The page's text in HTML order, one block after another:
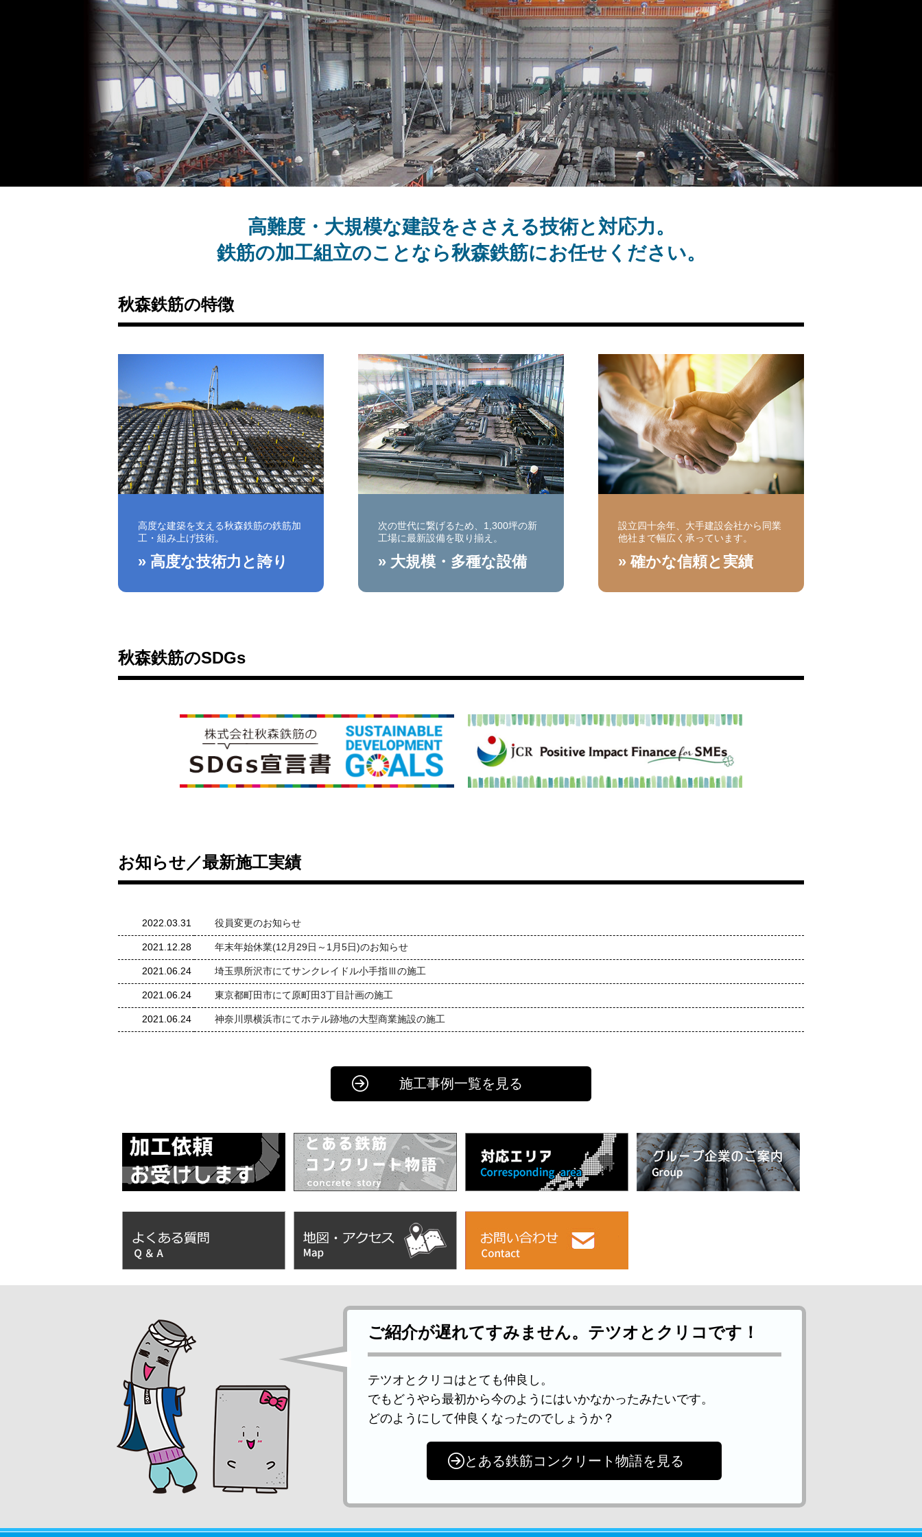
高難度・大規模な建設をささえる技術と対応力。
鉄筋の加工組立のことなら秋森鉄筋にお任せください。
秋森鉄筋の特徴
高度な建築を支える秋森鉄筋の鉄筋加
工・組み上げ技術。
» 高度な技術力と誇り
次の世代に繋げるため、1,300坪の新
工場に最新設備を取り揃え。
» 大規模・多種な設備
設立四十余年、大手建設会社から同業
他社まで幅広く承っています。
» 確かな信頼と実績
秋森鉄筋のSDGs
お知らせ／最新施工実績
2022.03.31 役員変更のお知らせ
2021.12.28 年末年始休業(12月29日～1月5日)のお知らせ
2021.06.24 埼玉県所沢市にてサンクレイドル小手指Ⅲの施工
2021.06.24 東京都町田市にて原町田3丁目計画の施工
2021.06.24 神奈川県横浜市にてホテル跡地の大型商業施設の施工
施工事例一覧を見る
ご紹介が遅れてすみません。テツオとクリコです！
テツオとクリコはとても仲良し。
でもどうやら最初から今のようにはいかなかったみたいです。
どのようにして仲良くなったのでしょうか？
とある鉄筋コンクリート物語を見る